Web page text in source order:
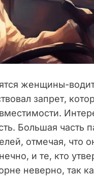
женщины-
запрет,
Большая часть
отмечая, что
и те, кто
неверно, так